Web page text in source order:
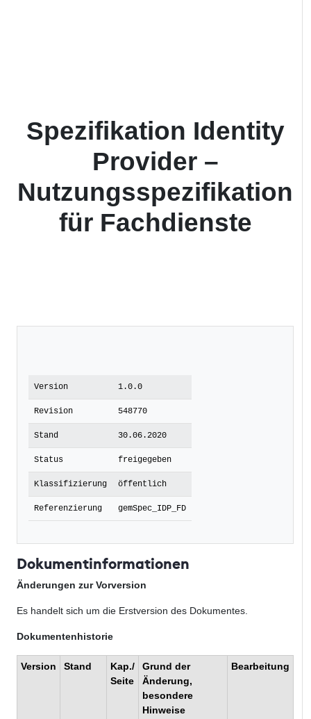
Spezifikation Identity
Provider –
Nutzungsspezifikation
für Fachdienste
Version 1.0.0
Revision 548770
Stand 30.06.2020
Status freigegeben
Klassifizierung öffentlich
Referenzierung gemSpec_IDP_FD
Dokumentinformationen
Änderungen zur Vorversion
Es handelt sich um die Erstversion des Dokumentes.
Dokumentenhistorie
Version Stand
Kap./
Seite
Grund der
Änderung,
besondere
Hinweise
Bearbeitung